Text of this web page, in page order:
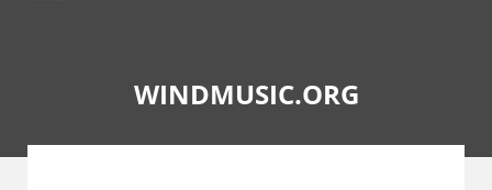
WINDMUSIC.ORG